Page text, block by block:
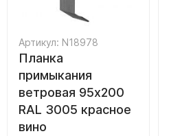
Артикул: N18978
Планка
примыкания
ветровая 95х200
RAL 3005 красное
вино